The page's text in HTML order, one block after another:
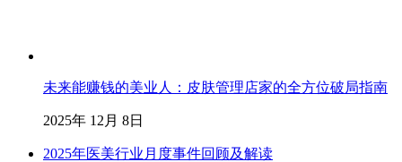
未来能赚钱的美业人：皮肤管理店家的全方位破局指南
2025年 12月 8日
2025年医美行业月度事件回顾及解读